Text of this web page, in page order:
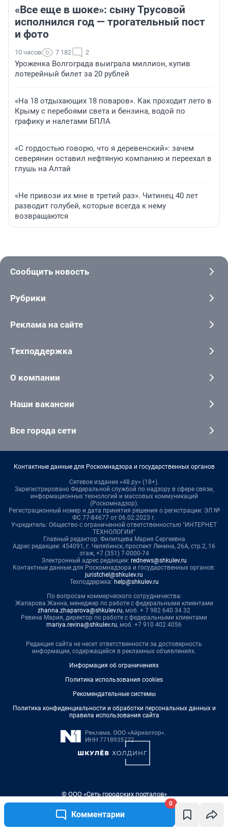
Комментарии
0
«Все еще в шоке»: сыну Трусовой
исполнился год — трогательный пост
и фото
10 часов 7 182 2
Уроженка Волгограда выиграла миллион, купив
лотерейный билет за 20 рублей
«На 18 отдыхающих 18 поваров». Как проходит лето в
Крыму с перебоями света и бензина, водой по
графику и налетами БПЛА
«С гордостью говорю, что я деревенский»: зачем
северянин оставил нефтяную компанию и переехал в
глушь на Алтай
«Не привози их мне в третий раз». Читинец 40 лет
разводит голубей, которые всегда к нему
возвращаются
Сообщить новость
Рубрики
Реклама на сайте
Техподдержка
О компании
Наши вакансии
Все города сети
Контактные данные для Роскомнадзора и государственных органов
Сетевое издание «48.ру» (18+).
Зарегистрировано Федеральной службой по надзору в сфере связи,
информационных технологий и массовых коммуникаций
(Роскомнадзор).
Регистрационный номер и дата принятия решения о регистрации: ЭЛ №
ФС 77-84677 от 06.02.2023 г.
Учредитель: Общество с ограниченной ответственностью "ИНТЕРНЕТ
ТЕХНОЛОГИИ"
Главный редактор: Филипцева Мария Сергеевна
Адрес редакции: 454091, г. Челябинск, проспект Ленина, 26А, стр.2, 16
этаж, +7 (351) 7-0000-74
Электронный адрес редакции: rednews@shkulev.ru
Контактные данные для Роскомнадзора и государственных органов:
juristchel@shkulev.ru
Техподдержка: help@shkulev.ru
По вопросам коммерческого сотрудничества:
Жапарова Жанна, менеджер по работе с федеральными клиентами
zhanna.zhaparova@shkulev.ru, моб. + 7 982 640 34 32
Ревина Мария, директор по работе с федеральными клиентами
mariya.revina@shkulev.ru, моб. +7 910 402 4056
Редакция сайта не несет ответственности за достоверность
информации, содержащейся в рекламных объявлениях.
Информация об ограничениях
Политика использования cookies
Рекомендательные системы
Политика конфиденциальности и обработки персональных данных и
правила использования сайта
© ООО «Сеть городских порталов»
© ООО «Интернет Технологии»